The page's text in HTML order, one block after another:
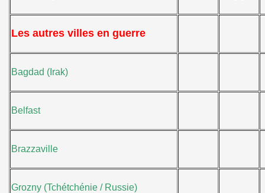
Les autres villes en guerre
Bagdad (Irak)
Belfast
Brazzaville
Grozny (Tchétchénie / Russie)